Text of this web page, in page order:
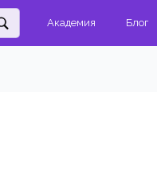
Академия Блог